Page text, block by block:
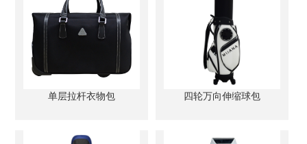
单层拉杆衣物包 四轮万向伸缩球包